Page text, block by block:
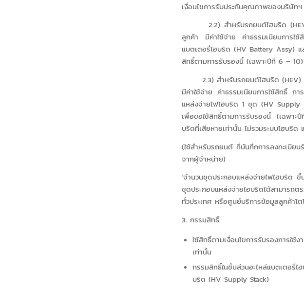
เงื่อนไขการรับประกันคุณภาพของบริษัทฯ
2.2) สำหรับรถยนต์ไฮบริด (HEV)
ลูกค้า มีค่าใช้จ่าย ค่าธรรมเนียมการ
แบตเตอรี่ไฮบริด (HV Battery Assy) แ
สิทธิ์ตามการรับรองนี้ (เฉพาะปีที่ 6 –
2.3) สำหรับรถยนต์ไฮบริด (HEV) ที่
มีค่าใช้จ่าย ค่าธรรมเนียมการใช้สิทธิ์ ก
แหล่งจ่ายไฟไฮบริด 1 ชุด (HV Supply
เพื่อขอใช้สิทธิ์ตามการรับรองนี้ (เฉพาะ
บริดที่เสียหายเท่านั้น ไม่รวมระบบไฮบริ
(ใช้สำหรับรถยนต์ ที่บันทึกการลงทะเบีย
จากผู้จำหน่าย)
¹จำนวนชุดประกอบแหล่งจ่ายไฟไฮบริด
ชุดประกอบแหล่งจ่ายไฮบริดได้สามารถต
ทั่วประเทศ หรือศูนย์บริการข้อมูลลูกค้าโต
3. กรรมสิทธิ์
ใช้สิทธิ์ตามเงื่อนไขการรับรองการ
เท่านั้น
กรรมสิทธิ์ในชิ้นส่วนอะไหล่แบตเตอรี่
บริด (HV Supply Stack)